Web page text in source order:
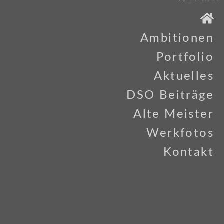
Ambitionen
Portfolio
Aktuelles
DSO Beiträge
Alte Meister
Werkfotos
Kontakt